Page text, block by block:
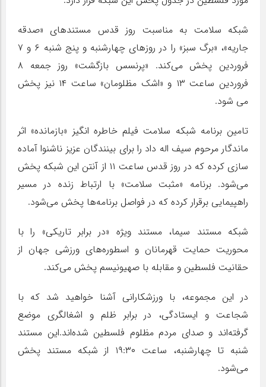
شبکه سلامت به مناسبت روز قدس مستندهای «صدقه
جاریه»، «برگ سبز» را در روزهای چهارشنبه و پنج شنبه ۶ و ۷
فروردین پخش می‌کند. «پرنسس بازگشت» روز جمعه ۸
فروردین ساعت ۱۳ و «اشک مظلومان» ساعت ۱۴ نیز پخش
می شود.
تامین برنامه شبکه سلامت فیلم خاطره انگیز «بازمانده» اثر
ماندگار مرحوم سیف اله داد را برای بینندگان عزیز ناشنوا آماده
سازی کرده که در روز قدس ساعت ۱۱ از آنتن این شبکه پخش
می‌شود. برنامه «مثبت سلامت» با ارتباط زنده در مسیر
راهپیمایی برقرار کرده که در فواصل برنامه‌ها پخش می‌شود.
شبکه مستند سیما، مستند ویژه «در برابر تاریکی» را با
محوریت حمایت قهرمانان و اسطوره‌های ورزشی جهان از
حقانیت فلسطین و مقابله با صهیونیسم پخش می‌کند.
در این مجموعه، با ورزشکارانی آشنا خواهید شد که با
شجاعت و ایستادگی، در برابر ظلم و اشغالگری موضع
گرفته‌اند و صدای مردم مظلوم فلسطین شده‌اند.این مستند
شنبه تا چهارشنبه، ساعت ۱۹:۳۰ از شبکه مستند پخش
می‌شود.